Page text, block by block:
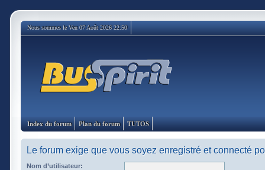
Nous sommes le Ven 07 Août 2026 22:50
Index du forum Plan du forum TUTOS
Le forum exige que vous soyez enregistré et connecté
Nom d’utilisateur: